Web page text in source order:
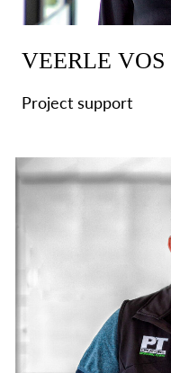
VEERLE VOS
Project support